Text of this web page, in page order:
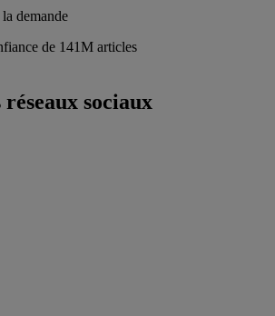
demande
de 141M articles
sociaux